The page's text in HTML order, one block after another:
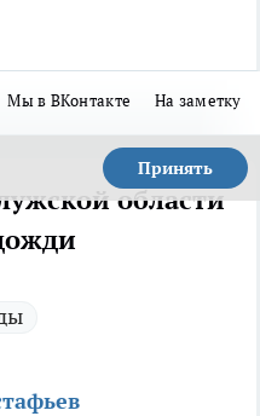
Мы в ВКонтакте На заметку
Принять
области